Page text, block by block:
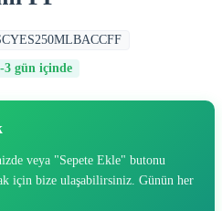
3 gün içinde
veya "Sepete Ekle" butonu
için bize ulaşabilirsiniz. Günün her